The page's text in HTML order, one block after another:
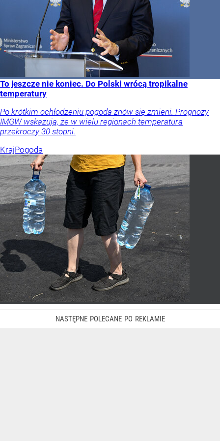
To jeszcze nie koniec. Do Polski wrócą tropikalne
temperatury
Po krótkim ochłodzeniu pogoda znów się zmieni. Prognozy
IMGW wskazują, że w wielu regionach temperatura
przekroczy 30 stopni.
KrajPogoda